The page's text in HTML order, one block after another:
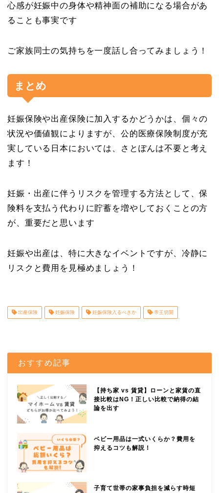
心感が妊娠中の身体や精神面の補助になる場合があ
ることも事実です
ご家族同士の気持ちを一度話し合ってみましょう！
まとめ
妊娠保険や出産保険に加入するかどうかは、個々の
状況や価値観によりますが、公的医療保険制度が充
実している日本においては、さとぽんは不要と考え
ます！
妊娠・出産に伴うリスクを管理する方法として、保
険料を支払う代わりに貯蓄を増やしておくことの方
が、重要だと思います
妊娠や出産は、特に大きなイベントですが、冷静に
リスクと費用を見極めましょう！
出産保険 妊娠保険 妊娠保険入るべきか 帝王切開
おすすめ記事
【持ち家 vs 賃貸】ローンと家賃の直
接比較はNG！正しい比較で納得の結
論を出す
ベビー用品は一式いくらか？費用を
抑えるコツも解説！
子育て世帯の家事負担を減らす時短